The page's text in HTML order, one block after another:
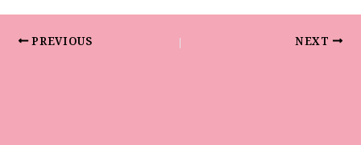
PREVIOUS NEXT